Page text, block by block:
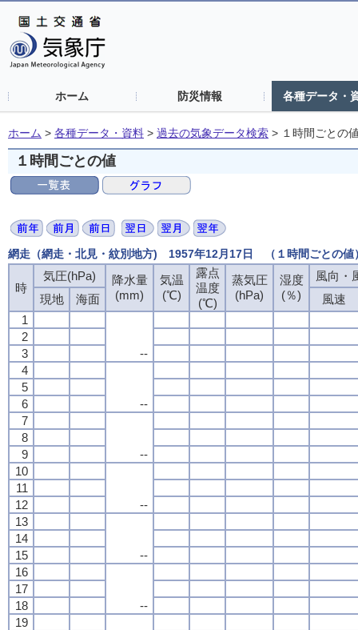
ホーム 防災情報 各種データ・
ホーム > 各種データ・資料 > 過去の気象データ検索 > １時間ごとの
１時間ごとの値
網走（網走・北見・紋別地方) 1957年12月17日 （１時間ごとの値
時
気圧(hPa)
降水量
(mm)
気温
(℃)
露点
温度
(℃)
蒸気圧
(hPa)
湿度
(％)
風向・
現地
海面
風速
1
--
2
3
4
--
5
6
7
--
8
9
10
--
11
12
13
--
14
15
16
--
17
18
19